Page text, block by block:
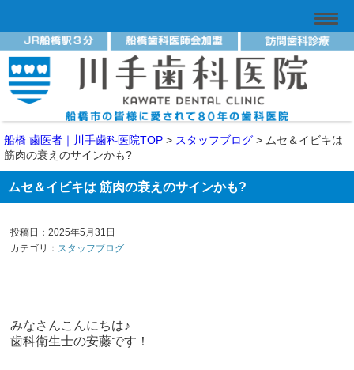
船橋 歯医者｜川手歯科医院TOP > スタッフブログ > ムセ＆イビキは
筋肉の衰えのサインかも?
ムセ＆イビキは 筋肉の衰えのサインかも?
投稿日：2025年5月31日
カテゴリ： スタッフブログ
みなさんこんにちは♪
歯科衛生士の安藤です！